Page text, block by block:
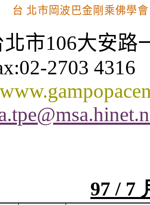
台 北市岡波巴金剛乘佛學會
北市106大安路
2703 4316
97 / 7